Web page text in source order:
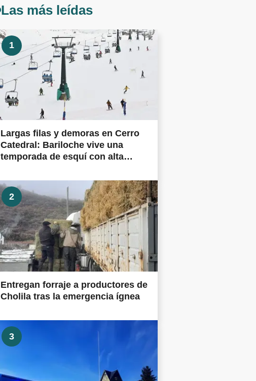
Las más leídas
1
Largas filas y demoras en Cerro
Catedral: Bariloche vive una
temporada de esquí con alta
2
Entregan forraje a productores de
Cholila tras la emergencia ígnea
3